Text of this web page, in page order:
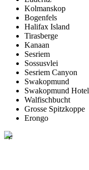
Kolmanskop
Bogenfels
Halifax Island
Tirasberge
Kanaan
Sesriem
Sossusvlei
Sesriem Canyon
Swakopmund
Swakopmund Hotel
Walfischbucht
Grosse Spitzkoppe
Erongo